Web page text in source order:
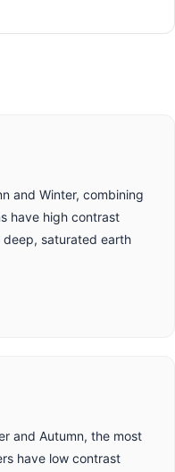
and Winter, combining
have high contrast
saturated earth
and Autumn, the most
have low contrast